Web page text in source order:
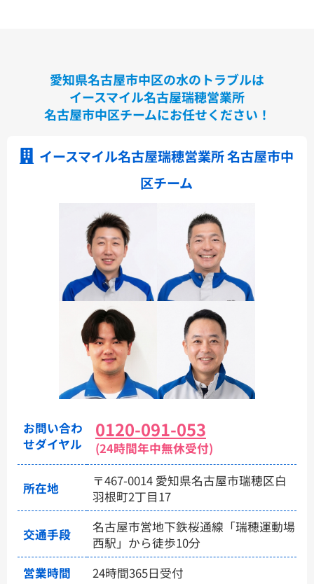
愛知県名古屋市中区の水のトラブルは
イースマイル名古屋瑞穂営業所
名古屋市中区チームにお任せください！
イースマイル名古屋瑞穂営業所 名古屋市中
区チーム
お問い合わ
せダイヤル
0120-091-053
(24時間年中無休受付)
所在地
〒467-0014 愛知県名古屋市瑞穂区白
羽根町2丁目17
交通手段
名古屋市営地下鉄桜通線「瑞穂運動場
西駅」から徒歩10分
営業時間
24時間365日受付